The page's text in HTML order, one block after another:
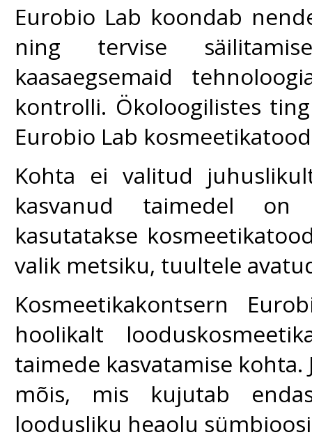
Eurobio Lab koondab
ning tervise
kaasaegsemaid
kontrolli. Ökoloogilistes
Eurobio Lab
Kohta ei valitud
kasvanud taimedel on
kasutatakse
valik metsiku, tuultele
Kosmeetikakontsern
hoolikalt
taimede kasvatamise
mõis, mis kujutab
loodusliku heaolu